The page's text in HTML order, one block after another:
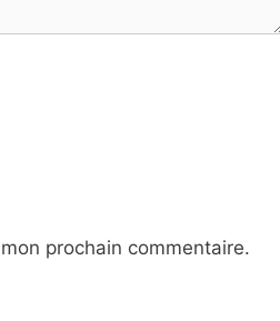
prochain commentaire.